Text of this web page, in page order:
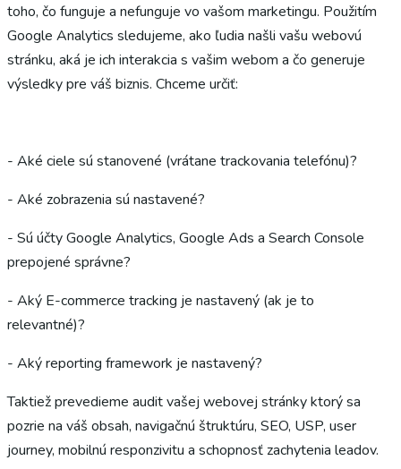
toho, čo funguje a nefunguje vo vašom marketingu. Použitím
Google Analytics sledujeme, ako ľudia našli vašu webovú
stránku, aká je ich interakcia s vašim webom a čo generuje
výsledky pre váš biznis. Chceme určiť:
- Aké ciele sú stanovené (vrátane trackovania telefónu)?
- Aké zobrazenia sú nastavené?
- Sú účty Google Analytics, Google Ads a Search Console
prepojené správne?
- Aký E-commerce tracking je nastavený (ak je to
relevantné)?
- Aký reporting framework je nastavený?
Taktiež prevedieme audit vašej webovej stránky ktorý sa
pozrie na váš obsah, navigačnú štruktúru, SEO, USP, user
journey, mobilnú responzivitu a schopnosť zachytenia leadov.